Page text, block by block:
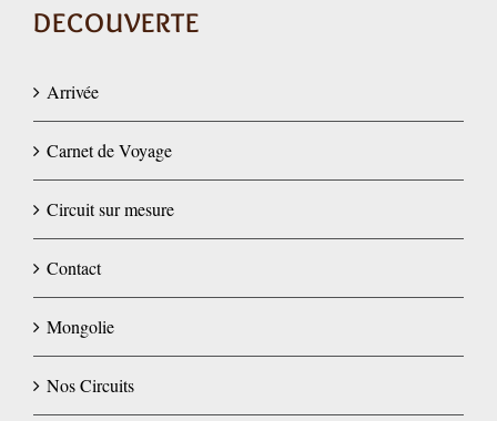
DECOUVERTE
Arrivée
Carnet de Voyage
Circuit sur mesure
Contact
Mongolie
Nos Circuits